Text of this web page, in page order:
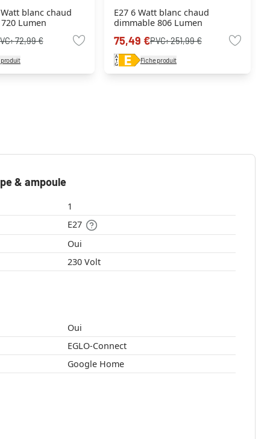
blanc chaud
Lumen
72,99 €
E27 6 Watt blanc chaud
dimmable 806 Lumen
75,49 €PVC:251,99 €
Fiche produit
& ampoule
1
E27
Oui
230 Volt
Oui
EGLO-Connect
Google Home